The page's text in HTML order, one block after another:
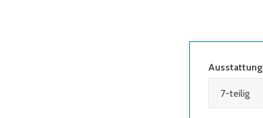
Ausstattung